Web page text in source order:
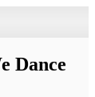
Dance